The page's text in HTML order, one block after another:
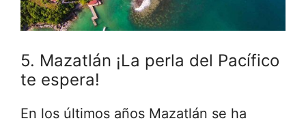
5. Mazatlán ¡La perla del Pacífico
te espera!
En los últimos años Mazatlán se ha